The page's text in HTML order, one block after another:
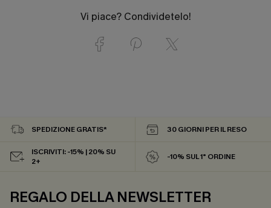
Vi piace? Condividetelo!
SPEDIZIONE GRATIS* 30 GIORNI PER IL RESO
ISCRIVITI: -15% | 20% SU
2+
-10% SUL 1° ORDINE
REGALO DELLA NEWSLETTER